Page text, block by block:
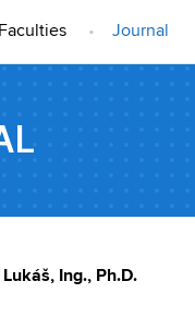
Faculties Journal
Ing., Ph.D.